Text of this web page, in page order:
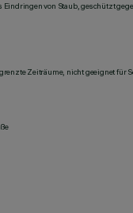
von Staub, geschützt
Zeiträume, nicht geeignet für